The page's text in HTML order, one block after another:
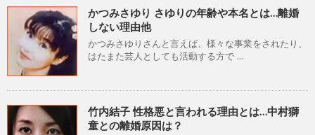
かつみさゆり さゆりの年齢や本名とは…離婚
しない理由他
かつみさゆりさんと言えば、様々な事業をされたり、
はたまた芸人としても活動する方で ...
竹内結子 性格悪と言われる理由とは…中村獅
童との離婚原因は？